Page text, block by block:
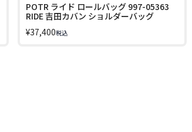
POTR ライド ロールバッグ 997-05363
RIDE 吉田カバン ショルダーバッグ
¥37,400税込